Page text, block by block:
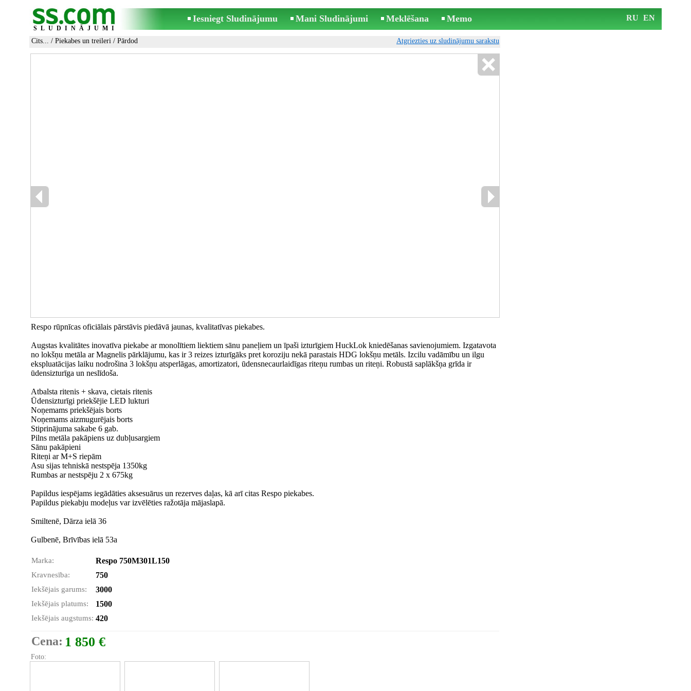
SLUDINĀJUMI
Iesniegt Sludinājumu Mani Sludinājumi Meklēšana Memo RU EN
Cits... / Piekabes un treileri / Pārdod Atgriezties uz sludinājumu sarakstu
Respo rūpnīcas oficiālais pārstāvis piedāvā jaunas, kvalitatīvas piekabes.
Augstas kvalitātes inovatīva piekabe ar monolītiem liektiem sānu paneļiem un īpaši izturīgiem HuckLok kniedēšanas savienojumiem. Izgatavota
no lokšņu metāla ar Magnelis pārklājumu, kas ir 3 reizes izturīgāks pret koroziju nekā parastais HDG lokšņu metāls. Izcilu vadāmību un ilgu
ekspluatācijas laiku nodrošina 3 lokšņu atsperlāgas, amortizatori, ūdensnecaurlaidīgas riteņu rumbas un riteņi. Robustā saplākšņa grīda ir
ūdensizturīga un neslīdoša.
Atbalsta ritenis + skava, cietais ritenis
Ūdensizturīgi priekšējie LED lukturi
Noņemams priekšējais borts
Noņemams aizmugurējais borts
Stiprinājuma sakabe 6 gab.
Pilns metāla pakāpiens uz dubļusargiem
Sānu pakāpieni
Riteņi ar M+S riepām
Asu sijas tehniskā nestspēja 1350kg
Rumbas ar nestspēju 2 x 675kg
Papildus iespējams iegādāties aksesuārus un rezerves daļas, kā arī citas Respo piekabes.
Papildus piekabju modeļus var izvēlēties ražotāja mājaslapā.
Smiltenē, Dārza ielā 36
Gulbenē, Brīvības ielā 53a
Marka: Respo 750M301L150
Kravnesība: 750
Iekšējais garums: 3000
Iekšējais platums: 1500
Iekšējais augstums: 420
Cena: 1 850 €
Foto: